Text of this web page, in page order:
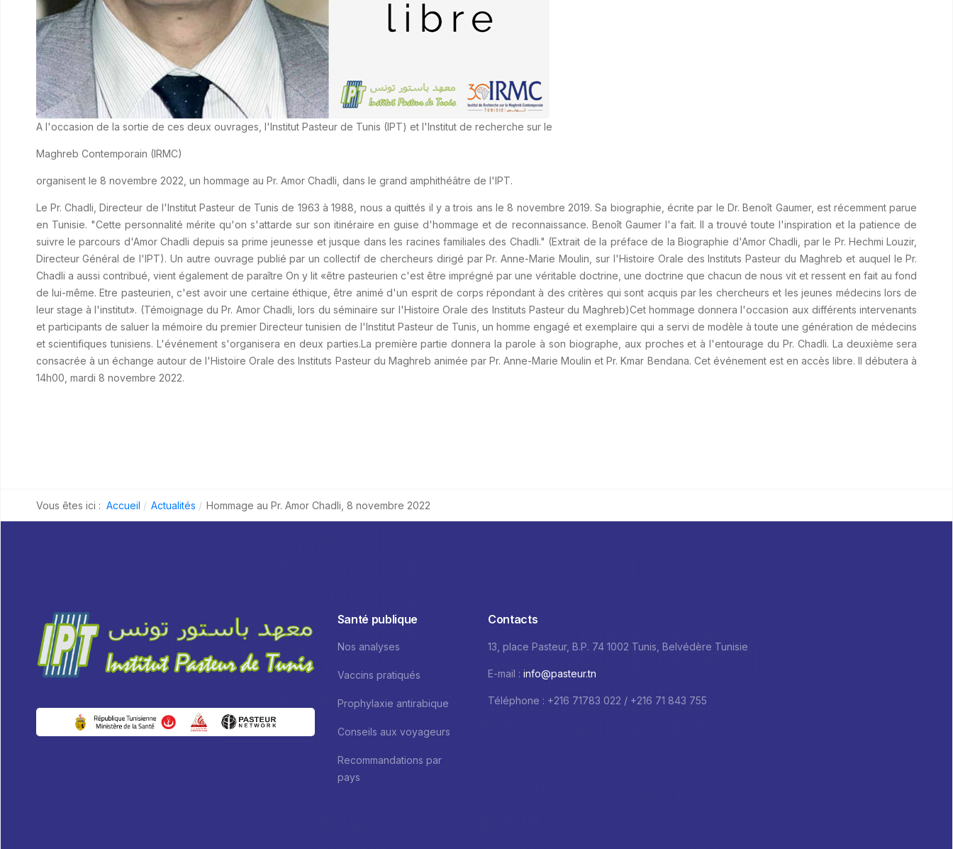
A l'occasion de la sortie de ces deux ouvrages, l'Institut Pasteur de Tunis (IPT) et l'Institut de recherche sur le
Maghreb Contemporain (IRMC)
organisent le 8 novembre 2022, un hommage au Pr. Amor Chadli, dans le grand amphithéâtre de l'IPT.
Le Pr. Chadli, Directeur de l'Institut Pasteur de Tunis de 1963 à 1988, nous a quittés il y a trois ans le 8 novembre 2019. Sa biographie, écrite par le Dr. Benoît Gaumer, est récemment parue
en Tunisie. "Cette personnalité mérite qu'on s'attarde sur son itinéraire en guise d'hommage et de reconnaissance. Benoît Gaumer l'a fait. Il a trouvé toute l'inspiration et la patience de
suivre le parcours d'Amor Chadli depuis sa prime jeunesse et jusque dans les racines familiales des Chadli." (Extrait de la préface de la Biographie d'Amor Chadli, par le Pr. Hechmi Louzir,
Directeur Général de l'IPT). Un autre ouvrage publié par un collectif de chercheurs dirigé par Pr. Anne-Marie Moulin, sur l'Histoire Orale des Instituts Pasteur du Maghreb et auquel le Pr.
Chadli a aussi contribué, vient également de paraître On y lit «être pasteurien c'est être imprégné par une véritable doctrine, une doctrine que chacun de nous vit et ressent en fait au fond
de lui-même. Etre pasteurien, c'est avoir une certaine éthique, être animé d'un esprit de corps répondant à des critères qui sont acquis par les chercheurs et les jeunes médecins lors de
leur stage à l'institut». (Témoignage du Pr. Amor Chadli, lors du séminaire sur l'Histoire Orale des Instituts Pasteur du Maghreb)Cet hommage donnera l'occasion aux différents intervenants
et participants de saluer la mémoire du premier Directeur tunisien de l'Institut Pasteur de Tunis, un homme engagé et exemplaire qui a servi de modèle à toute une génération de médecins
et scientifiques tunisiens. L'événement s'organisera en deux parties.La première partie donnera la parole à son biographe, aux proches et à l'entourage du Pr. Chadli. La deuxième sera
consacrée à un échange autour de l'Histoire Orale des Instituts Pasteur du Maghreb animée par Pr. Anne-Marie Moulin et Pr. Kmar Bendana. Cet événement est en accès libre. Il débutera à
14h00, mardi 8 novembre 2022.
Vous êtes ici : Accueil Actualités Hommage au Pr. Amor Chadli, 8 novembre 2022
Santé publique
Nos analyses
Vaccins pratiqués
Prophylaxie antirabique
Conseils aux voyageurs
Recommandations par
pays
Contacts
13, place Pasteur, B.P. 74 1002 Tunis, Belvédère Tunisie
E-mail : info@pasteur.tn
Téléphone : +216 71783 022 / +216 71 843 755